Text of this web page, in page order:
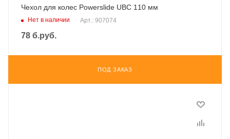
Чехол для колес Powerslide UBC 110 мм
Нет в наличии Арт.: 907074
78 б.руб.
ПОД ЗАКАЗ